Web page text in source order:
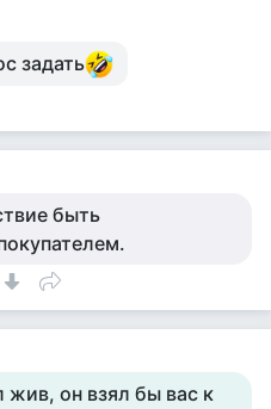
задать
быть
он взял бы вас к